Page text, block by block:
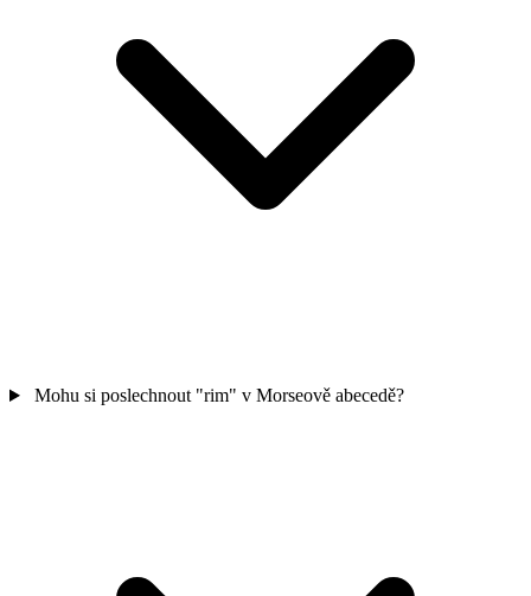
Mohu si poslechnout "rim" v Morseově abecedě?